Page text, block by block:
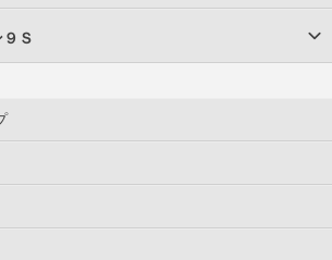
Ｓ